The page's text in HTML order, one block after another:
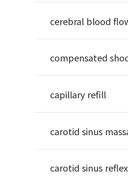
cerebral blood
compensated
capillary refill
carotid sinus
carotid sinus reflex